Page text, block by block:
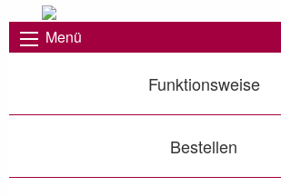
Menü
Funktionsweise
Bestellen